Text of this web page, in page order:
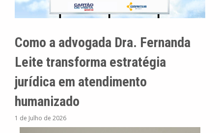
Como a advogada Dra. Fernanda
Leite transforma estratégia
jurídica em atendimento
humanizado
1 de Julho de 2026